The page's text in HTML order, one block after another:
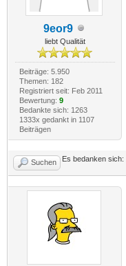
9eor9
liebt Qualität
Beiträge: 5.950
Themen: 182
Registriert seit: Feb 2011
Bewertung: 9
Bedankte sich: 1263
1333x gedankt in 1107
Beiträgen
Suchen Es bedanken sich: